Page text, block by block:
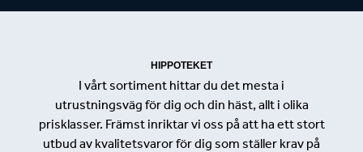
HIPPOTEKET
I vårt sortiment hittar du det mesta i
utrustningsväg för dig och din häst, allt i olika
prisklasser. Främst inriktar vi oss på att ha ett stort
utbud av kvalitetsvaror för dig som ställer krav på